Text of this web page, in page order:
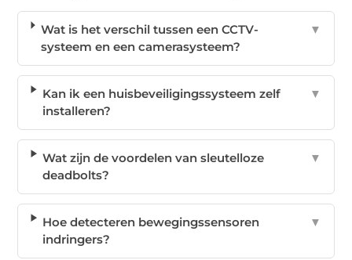
Wat is het verschil tussen een CCTV-
systeem en een camerasysteem?
▼
Kan ik een huisbeveiligingssysteem zelf
installeren?
▼
Wat zijn de voordelen van sleutelloze
deadbolts?
▼
Hoe detecteren bewegingssensoren
indringers?
▼